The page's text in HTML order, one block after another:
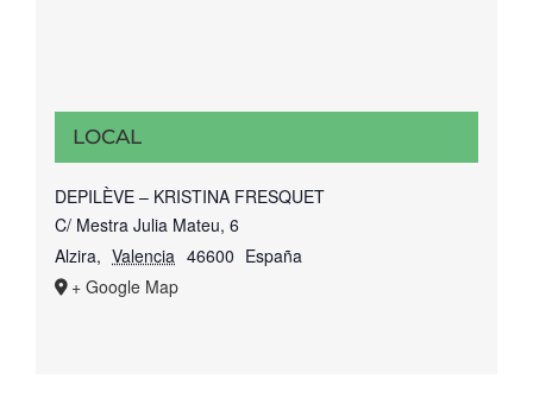
LOCAL
DEPILÈVE – KRISTINA FRESQUET
C/ Mestra Julia Mateu, 6
Alzira, Valencia 46600 España
+ Google Map